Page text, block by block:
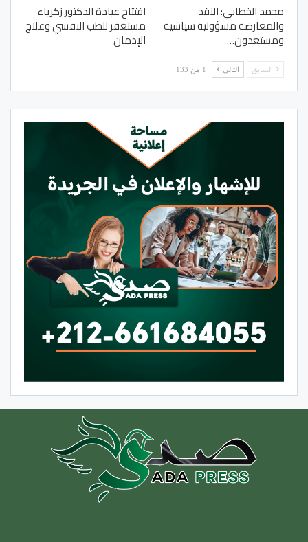
محمد الخطابي: النقد
والمعارضة مسؤولية سياسية
ومستعدون…
افتتاح عيادة الدكتور زكرياء
مستغفر للطب النفسي وعلاج
الإدمان
السابق التالي 1 من 133